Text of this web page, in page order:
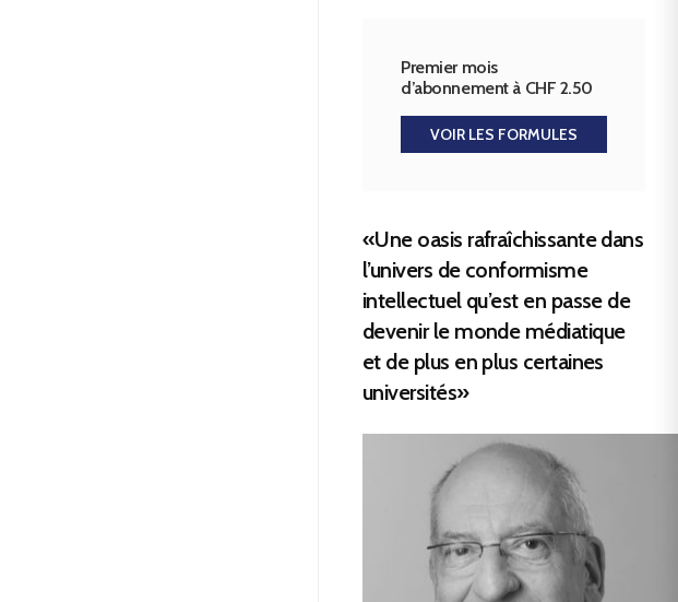
Premier mois
d’abonnement à CHF 2.50
VOIR LES FORMULES
«Une oasis rafraîchissante dans
l’univers de conformisme
intellectuel qu’est en passe de
devenir le monde médiatique
et de plus en plus certaines
universités»